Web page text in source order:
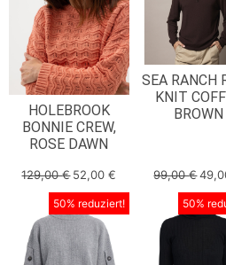
HOLEBROOK
BONNIE CREW,
ROSE DAWN
129,00€ 52,00€
SEA RANCH
KNIT
BROWN
99,00€
50% reduziert! 50%